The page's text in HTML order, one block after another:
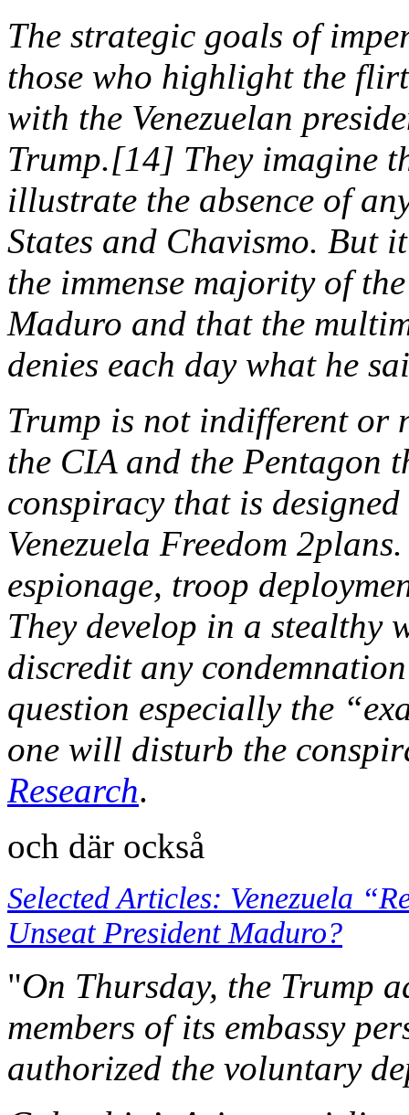
The strategic goals of
those who highlight the
with the Venezuelan
Trump.[14] They imagine
illustrate the absence of
States and Chavismo. But
the immense majority of
Maduro and that the
denies each day what he
Trump is not indifferent or
the CIA and the Pentagon
conspiracy that is
Venezuela Freedom
espionage, troop
They develop in a stealthy
discredit any
question especially the
one will disturb the
Research.
och där också
Selected Articles: Venezuela
Unseat President Maduro?
"On Thursday, the Trump
members of its embassy
authorized the voluntary